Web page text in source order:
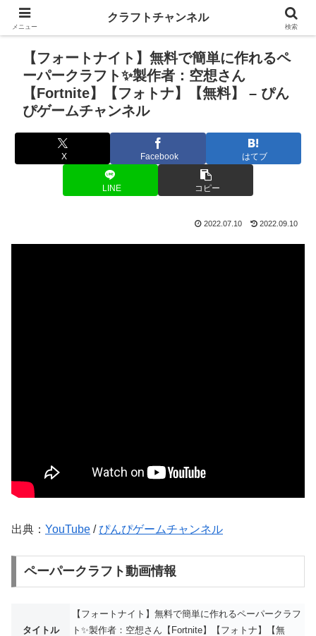
【フォートナイト】無料で簡単に作れるペ
ーパークラフト✨製作者：空想さん
【Fortnite】【フォトナ】【無料】 – ぴん
ぴゲームチャンネル
X Facebook はてブ
LINE コピー
2022.07.10 2022.09.10
出典： YouTube / ぴんぴゲームチャンネル
ペーパークラフト動画情報
タイトル
【フォートナイト】無料で簡単に作れるペーパークラフ
ト✨製作者：空想さん【Fortnite】【フォトナ】【無
メニュー
クラフトチャンネル
検索